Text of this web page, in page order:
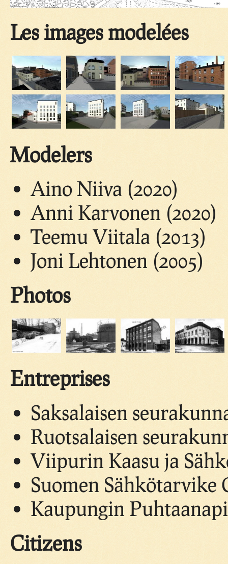
Les images modelées
Modelers
Aino Niiva (2020)
Anni Karvonen (2020)
Teemu Viitala (2013)
Joni Lehtonen (2005)
Photos
Entreprises
Saksalaisen
Ruotsalaisen
Viipurin Kaasu ja
Suomen Sähkötarvike
Kaupungin
Citizens